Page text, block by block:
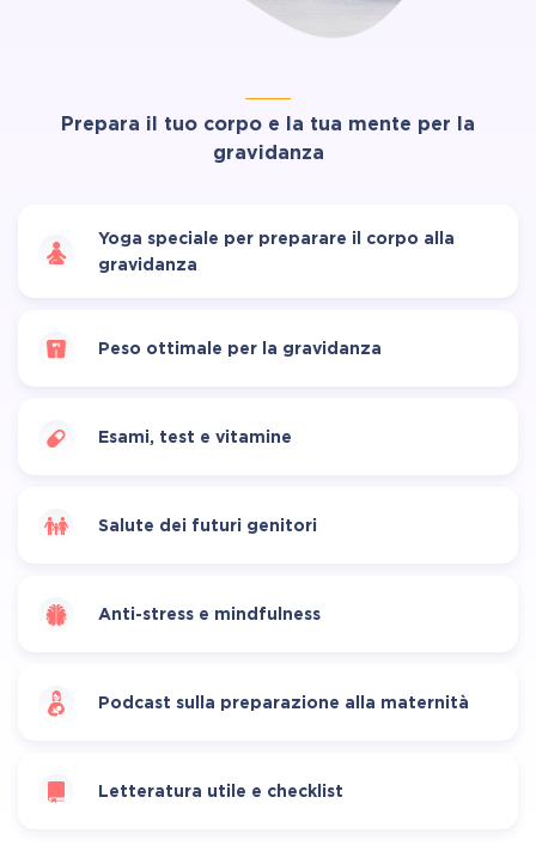
Prepara il tuo corpo e la tua mente per la
gravidanza
Yoga speciale per preparare il corpo alla
gravidanza
Peso ottimale per la gravidanza
Esami, test e vitamine
Salute dei futuri genitori
Anti-stress e mindfulness
Podcast sulla preparazione alla maternità
Letteratura utile e checklist